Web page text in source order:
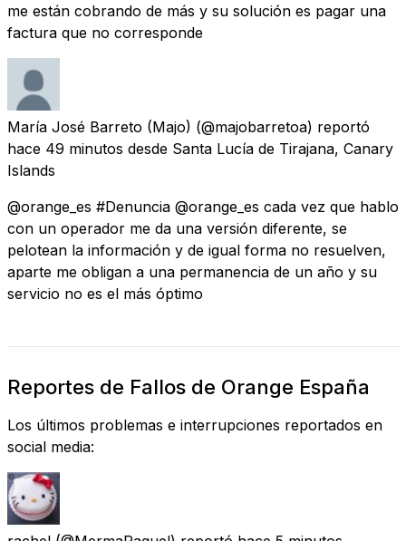
me están cobrando de más y su solución es pagar una
factura que no corresponde
María José Barreto (Majo) (@majobarretoa) reportó
hace 49 minutos desde Santa Lucía de Tirajana, Canary
Islands
@orange_es #Denuncia @orange_es cada vez que hablo
con un operador me da una versión diferente, se
pelotean la información y de igual forma no resuelven,
aparte me obligan a una permanencia de un año y su
servicio no es el más óptimo
Reportes de Fallos de Orange España
Los últimos problemas e interrupciones reportados en
social media: